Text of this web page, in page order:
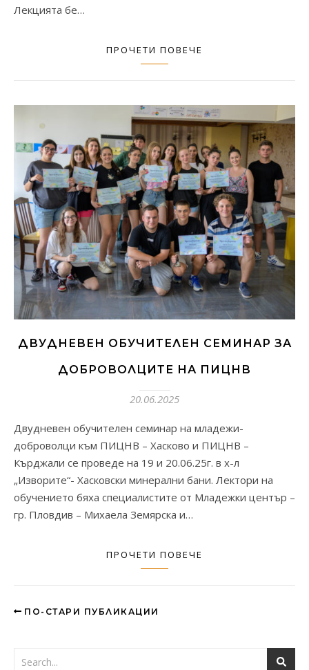
Лекцията бе…
ПРОЧЕТИ ПОВЕЧЕ
ДВУДНЕВЕН ОБУЧИТЕЛЕН СЕМИНАР ЗА
ДОБРОВОЛЦИТЕ НА ПИЦНВ
20.06.2025
Двудневен обучителен семинар на младежи-
доброволци към ПИЦНВ – Хасково и ПИЦНВ –
Кърджали се проведе на 19 и 20.06.25г. в х-л
„Изворите“- Хасковски минерални бани. Лектори на
обучението бяха специалистите от Младежки център –
гр. Пловдив – Михаела Земярска и…
ПРОЧЕТИ ПОВЕЧЕ
ПО-СТАРИ ПУБЛИКАЦИИ